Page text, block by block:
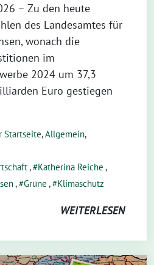
– Zu den heute
des Landesamtes für
wonach die
im
2024 um 37,3
Euro gestiegen
Startseite,Allgemein,
, Katherina Reiche ,
, Grüne , Klimaschutz
WEITERLESEN